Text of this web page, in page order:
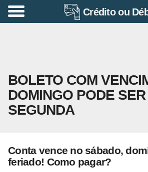
Crédito ou
BOLETO COM
DOMINGO PODE
SEGUNDA
Conta vence no sábado,
feriado! Como pagar?
A
e
n
t
o